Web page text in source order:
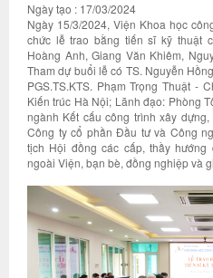
Ngày tạo : 17/03/2024
Ngày 15/3/2024, Viện Khoa học
chức lễ trao bằng tiến sĩ kỹ thuật
Hoàng Anh, Giang Văn Khiêm,
Tham dự buổi lễ có TS. Nguyễn
PGS.TS.KTS. Phạm Trọng Thuật -
Kiến trúc Hà Nội; Lãnh đạo: Phòng
ngành Kết cấu công trình xây
Công ty cổ phần Đầu tư và Công
tịch Hội đồng các cấp, thầy
ngoài Viện, bạn bè, đồng nghiệp và